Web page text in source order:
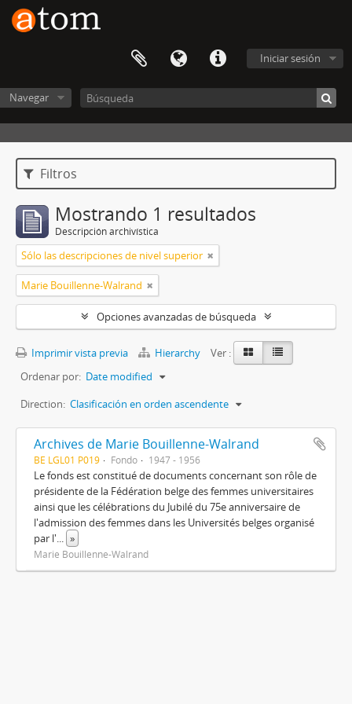
Iniciar sesión
Navegar
Filtros
Mostrando 1 resultados
Descripción archivística
Sólo las descripciones de nivel superior
Marie Bouillenne-Walrand
Opciones avanzadas de búsqueda
Imprimir vista previa Hierarchy
Ver :
Ordenar por: Date modified
Direction: Clasificación en orden ascendente
Archives de Marie Bouillenne-Walrand
BE LGL01 P019 Fondo 1947 - 1956
Le fonds est constitué de documents concernant son rôle de
présidente de la Fédération belge des femmes universitaires
ainsi que les célébrations du Jubilé du 75e anniversaire de
l'admission des femmes dans les Universités belges organisé
par l'... »
Marie Bouillenne-Walrand